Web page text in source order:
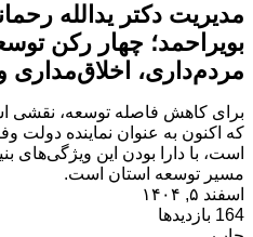
مدیریت دکتر یدالله
بویراحمد؛ چهار رکن
مردم‌داری، اخلاق‌مداری
برای کاهش فاصله توسعه، نقشی
که اکنون به عنوان نماینده دولت
است، با دارا بودن این ویژگی‌های
مسیر توسعه استان است.
اسفند ۵, ۱۴۰۴
164 بازدیدها